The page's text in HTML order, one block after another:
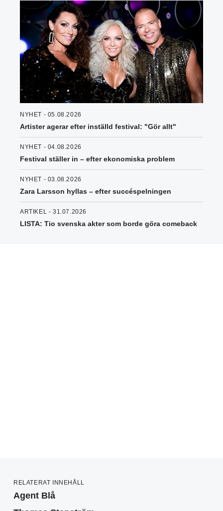
NYHET - 05.08.2026
Artister agerar efter inställd festival: "Gör allt"
NYHET - 04.08.2026
Festival ställer in – efter ekonomiska problem
NYHET - 03.08.2026
Zara Larsson hyllas – efter succéspelningen
ARTIKEL - 31.07.2026
LISTA: Tio svenska akter som borde göra comeback
RELATERAT INNEHÅLL
Agent Blå